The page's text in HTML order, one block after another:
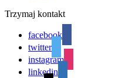
Trzymaj kontakt
facebook
twitter
instagram
linkedin